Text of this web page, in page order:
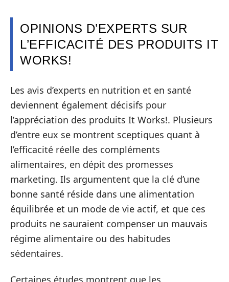
OPINIONS D’EXPERTS SUR
L’EFFICACITÉ DES PRODUITS IT
WORKS!
Les avis d’experts en nutrition et en santé
deviennent également décisifs pour
l’appréciation des produits It Works!. Plusieurs
d’entre eux se montrent sceptiques quant à
l’efficacité réelle des compléments
alimentaires, en dépit des promesses
marketing. Ils argumentent que la clé d’une
bonne santé réside dans une alimentation
équilibrée et un mode de vie actif, et que ces
produits ne sauraient compenser un mauvais
régime alimentaire ou des habitudes
sédentaires.
Certaines études montrent que les